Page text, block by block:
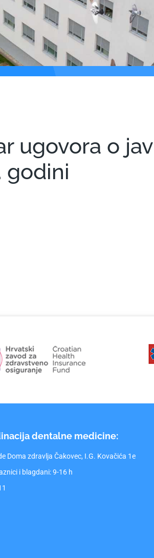
ugovora o
godini
dentalne medicine:
Doma zdravlja Čakovec, I.G. Kovačića 1e
i blagdani: 9-16 h